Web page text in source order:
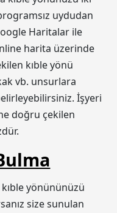
uydudan
Haritalar ile
harita üzerinde
kıble yönü
vb. unsurlara
İşyeri
doğru çekilen
yönününüzü
size sunulan